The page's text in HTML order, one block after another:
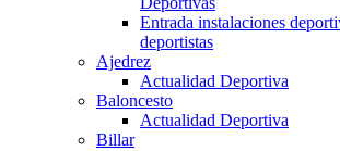
Entrada instalaciones
deportistas
Ajedrez
Actualidad Deportiva
Baloncesto
Actualidad Deportiva
Billar